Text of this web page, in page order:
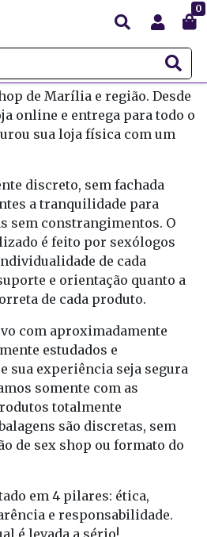
0
de Marília e região. Desde
online e entrega para todo o
sua loja física com um
discreto, sem fachada
a tranquilidade para
sem constrangimentos. O
é feito por sexólogos
de cada
e orientação quanto a
de cada produto.
com aproximadamente
estudados e
sua experiência seja segura
somente com as
totalmente
são discretas, sem
de sex shop ou formato do
em 4 pilares: ética,
e responsabilidade.
é levada a sério!